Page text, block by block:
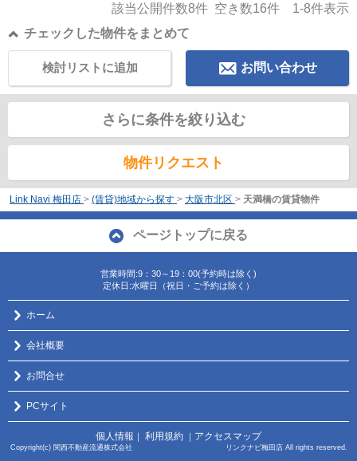
該当公開件数8件 空き数16件 1-8件表示
チェックした物件をまとめて
お問い合わせ
検討リストに追加
さらに条件を絞り込む
物件リクエスト
Link Navi 梅田店 > (賃貸)地域から探す > 大阪市北区 > 天満橋の賃貸物件
ページトップに戻る
営業時間:9：30～19：00(予約時は除く)
定休日:水曜日（祝日・ご予約は除く）
ホーム
会社概要
お問合せ
PCサイト
個人情報 ｜ 利用規約 ｜ アクセスマップ
Copyright(c) 関西不動産流通株式会社 リンクナビ梅田店 All rights reserved.